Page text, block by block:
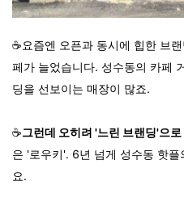
☕요즘엔 오픈과 동시에 힙한 브
페가 늘었습니다. 성수동의 카페
딩을 선보이는 매장이 많죠.
☕그런데 오히려 '느린 브랜딩'으
은 '로우키'. 6년 넘게 성수동 핫
요.